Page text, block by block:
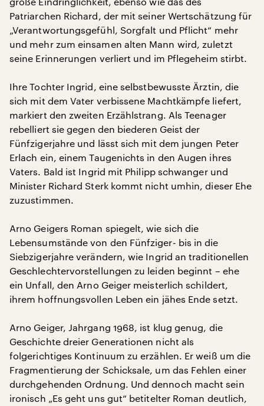
Patriarchen Richard, der mit seiner Wertschätzung für
„Verantwortungsgefühl, Sorgfalt und Pflicht“ mehr
und mehr zum einsamen alten Mann wird, zuletzt
seine Erinnerungen verliert und im Pflegeheim stirbt.
Ihre Tochter Ingrid, eine selbstbewusste Ärztin, die
sich mit dem Vater verbissene Machtkämpfe liefert,
markiert den zweiten Erzählstrang. Als Teenager
rebelliert sie gegen den biederen Geist der
Fünfzigerjahre und lässt sich mit dem jungen Peter
Erlach ein, einem Taugenichts in den Augen ihres
Vaters. Bald ist Ingrid mit Philipp schwanger und
Minister Richard Sterk kommt nicht umhin, dieser Ehe
zuzustimmen.
Arno Geigers Roman spiegelt, wie sich die
Lebensumstände von den Fünfziger- bis in die
Siebzigerjahre verändern, wie Ingrid an traditionellen
Geschlechtervorstellungen zu leiden beginnt – ehe
ein Unfall, den Arno Geiger meisterlich schildert,
ihrem hoffnungsvollen Leben ein jähes Ende setzt.
Arno Geiger, Jahrgang 1968, ist klug genug, die
Geschichte dreier Generationen nicht als
folgerichtiges Kontinuum zu erzählen. Er weiß um die
Fragmentierung der Schicksale, um das Fehlen einer
durchgehenden Ordnung. Und dennoch macht sein
ironisch „Es geht uns gut“ betitelter Roman deutlich,